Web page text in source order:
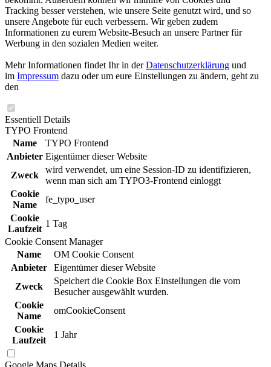
Tracking besser verstehen, wie unsere Seite genutzt wird, und so
unsere Angebote für euch verbessern. Wir geben zudem
Informationen zu eurem Website-Besuch an unsere Partner für
Werbung in den sozialen Medien weiter.
Mehr Informationen findet Ihr in derDatenschutzerklärung und
im Impressum dazu oder um eure Einstellungen zu ändern, geht zu
den
Essentiell Details
TYPO Frontend
Name
TYPO Frontend
Anbieter Eigentümer dieser Website
Zweck
wird verwendet, um eine Session-ID zu identifizieren,
wenn man sich am TYPO3-Frontend einloggt
Cookie
Name
fe_typo_user
Cookie
Laufzeit
1 Tag
Cookie Consent Manager
Name
OM Cookie Consent
Anbieter
Eigentümer dieser Website
Zweck
Speichert die Cookie Box Einstellungen die vom
Besucher ausgewählt wurden.
Cookie
Name
omCookieConsent
Cookie
Laufzeit
1 Jahr